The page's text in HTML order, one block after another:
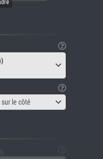
le côté